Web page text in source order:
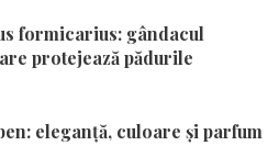
formicarius: gândacul
protejează pădurile
eleganță, culoare și parfum